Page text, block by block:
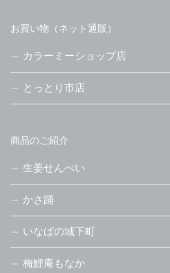
お買い物（ネット通販）
カラーミーショップ店
とっとり市店
商品のご紹介
生姜せんべい
かさ踊
いなばの城下町
梅鯉庵もなか